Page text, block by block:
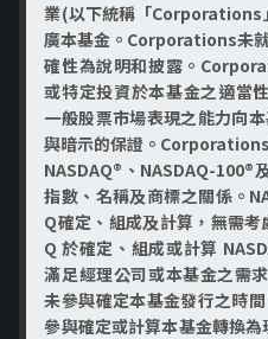
立即了解績
業(以下統稱「Corporations
廣本基金。Corporations未
確性為說明和披露。
或特定投資於本基金之適當
一般股票市場表現之能力向
與暗示的保證。
NASDAQ®、NASDAQ-100®
指數、名稱及商標之關係。
Q確定、組成及計算，無需
Q 於確定、組成或計算
滿足經理公司或本基金之需
未參與確定本基金發行之時
參與確定或計算本基金轉換